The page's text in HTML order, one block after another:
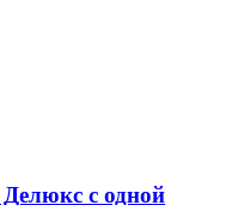
с одной